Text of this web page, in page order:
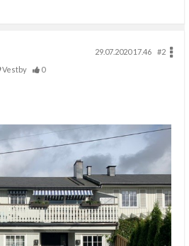
29.07.2020 17.46
#2
Vestby 0